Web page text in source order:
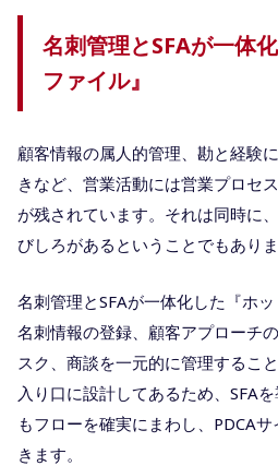
名刺管理とSFAが一体
ファイル』
顧客情報の属人的管理、勘と経験
きなど、営業活動には営業プロセ
が残されています。それは同時に
びしろがあるということでもありま
名刺管理とSFAが一体化した『ホ
名刺情報の登録、顧客アプローチ
スク、商談を一元的に管理するこ
入り口に設計してあるため、SFA
もフローを確実にまわし、PDCA
きます。